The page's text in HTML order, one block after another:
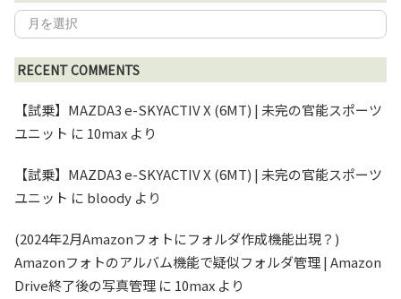
RECENT COMMENTS
【試乗】MAZDA3 e-SKYACTIV X (6MT) | 未完の官能スポーツ
ユニット に 10max より
【試乗】MAZDA3 e-SKYACTIV X (6MT) | 未完の官能スポーツ
ユニット に bloody より
(2024年2月Amazonフォトにフォルダ作成機能出現？)
Amazonフォトのアルバム機能で疑似フォルダ管理 | Amazon
Drive終了後の写真管理 に 10max より